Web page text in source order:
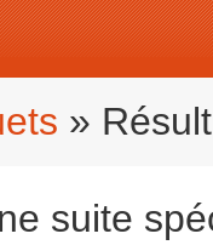
»
suite